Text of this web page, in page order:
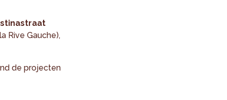
Rive Gauche),
de projecten